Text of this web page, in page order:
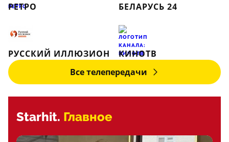
РЕТРО БЕЛАРУСЬ 24
РУССКИЙ ИЛЛЮЗИОН
КИНОТВ
Все телепередачи
Starhit. Главное